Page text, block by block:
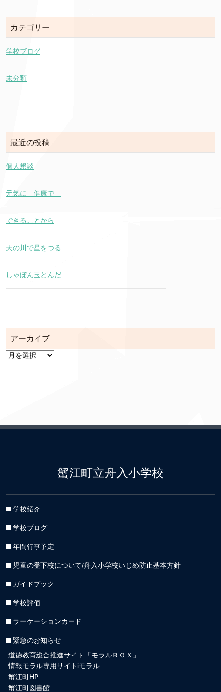
カテゴリー
学校ブログ
未分類
最近の投稿
個人懇談
元気に 健康で
できることから
天の川で星をつる
しゃぼん玉とんだ
アーカイブ
ア
蟹江町立舟入小学校
学校紹介
学校ブログ
年間行事予定
児童の登下校について/舟入小学校いじめ防止基本方針
ガイドブック
学校評価
ラーケーションカード
緊急のお知らせ
道徳教育総合推進サイト「モラルＢＯＸ」
情報モラル専用サイトiモラル
蟹江町HP
蟹江町図書館